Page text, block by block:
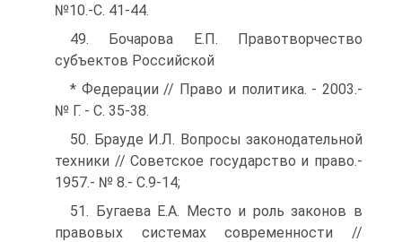
№10.-С. 41-44.
49. Бочарова Е.П. Правотворчество
субъектов Российской
* Федерации // Право и политика. - 2003.-
№ Г. - С. 35-38.
50. Брауде И.Л. Вопросы законодательной
техники // Советское государство и право.-
1957.- № 8.- С.9-14;
51. Бугаева Е.А. Место и роль законов в
правовых системах современности //